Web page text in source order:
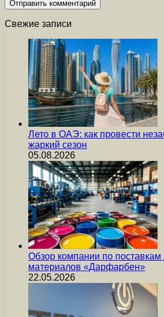
Свежие записи
Лето в ОАЭ: как провести
жаркий сезон
05.08.2026
Обзор компании по поставкам
материалов «Дарфарбен»
22.05.2026